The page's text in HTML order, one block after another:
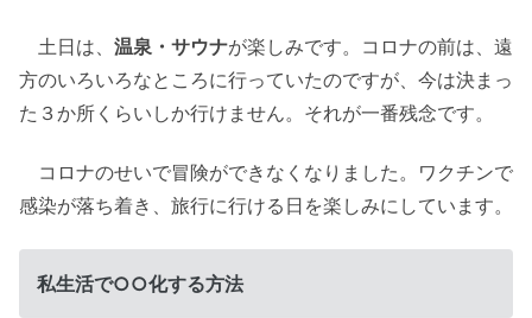
土日は、 温泉・サウナが楽しみです。コロナの前は、遠
方のいろいろなところに行っていたのですが、今は決まっ
た３か所くらいしか行けません。それが一番残念です。
コロナのせいで冒険ができなくなりました。ワクチンで
感染が落ち着き、旅行に行ける日を楽しみにしています。
私生活で○○化する方法